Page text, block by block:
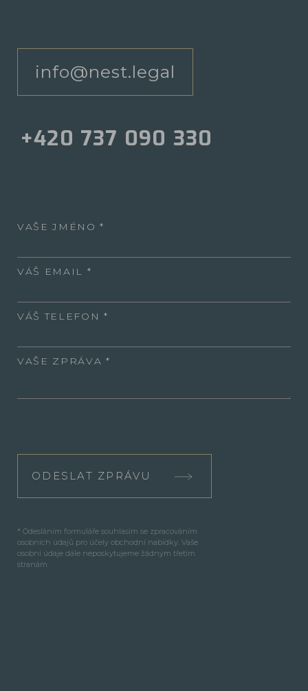
info@nest.legal
+420 737 090 330
VAŠE JMÉNO
VÁŠ EMAIL
VÁŠ TELEFON
VAŠE ZPRÁVA
ODESLAT ZPRÁVU
* Odesláním formuláře souhlasím se zpracováním
osobních údajů pro účely obchodní nabídky. Vaše
osobní údaje dále neposkytujeme žádným třetím
stranám.